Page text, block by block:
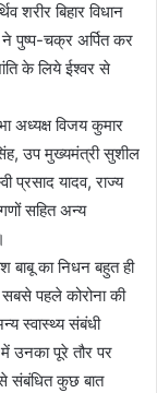
शरीर बिहार विधान
ने पुष्प-चक्र अर्पित कर
के लिये ईश्वर से
अध्यक्ष विजय कुमार
उप मुख्यमंत्री सुशील
प्रसाद यादव, राज्य
सहित अन्य
बाबू का निधन बहुत ही
पहले कोरोना की
स्वास्थ्य संबंधी
उनका पूरे तौर पर
संबंधित कुछ बात